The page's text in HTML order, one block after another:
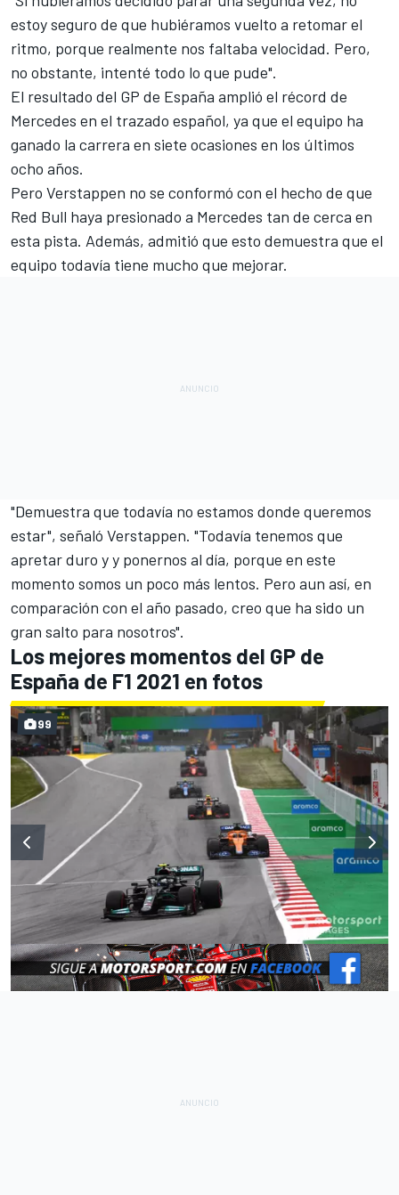
estoy seguro de que hubiéramos vuelto a retomar el
ritmo, porque realmente nos faltaba velocidad. Pero,
no obstante, intenté todo lo que pude".
El resultado del GP de España amplió el récord de
Mercedes en el trazado español, ya que el equipo ha
ganado la carrera en siete ocasiones en los últimos
ocho años.
Pero Verstappen no se conformó con el hecho de que
Red Bull haya presionado a Mercedes tan de cerca en
esta pista. Además, admitió que esto demuestra que el
equipo todavía tiene mucho que mejorar.
"Demuestra que todavía no estamos donde queremos
estar", señaló Verstappen. "Todavía tenemos que
apretar duro y y ponernos al día, porque en este
momento somos un poco más lentos. Pero aun así, en
comparación con el año pasado, creo que ha sido un
gran salto para nosotros".
Los mejores momentos del GP de
España de F1 2021 en fotos
99